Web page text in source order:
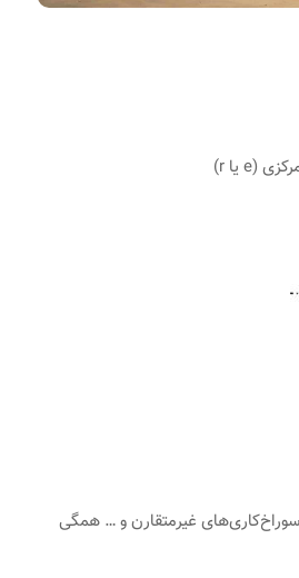
غیرمتقارن و … همگی